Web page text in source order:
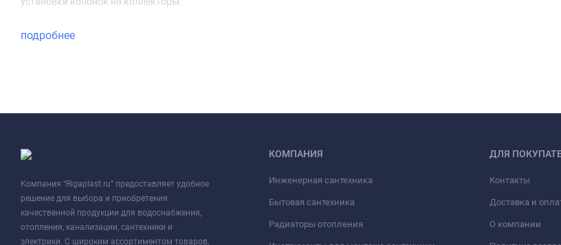
подробнее
Компания “Rigaplast.ru” предоставляет удобное
решение для выбора и приобретения
качественной продукции для водоснабжения,
отопления, канализации, сантехники и
электрики. С широким ассортиментом товаров,
КОМПАНИЯ
Инженерная сантехника
Бытовая сантехника
Радиаторы отопления
ДЛЯ
Контакты
Доставка и
О компании